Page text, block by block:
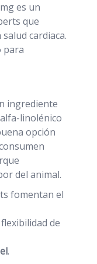
es un
que
cardiaca.
para
ingrediente
linolénico
opción
del animal.
fomentan el
de
.